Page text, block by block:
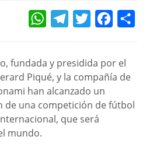
WHATSAPPTELEGRAMTWITTER
fundada y presidida por el
Piqué, y la compañía de
han alcanzado un
de una competición de fútbol
que será
mundo.